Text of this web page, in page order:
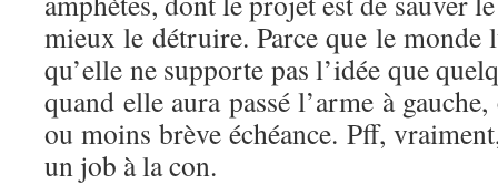
mieux le détruire. Parce que le monde
qu’elle ne supporte pas l’idée que
quand elle aura passé l’arme à
ou moins brève échéance. Pff,
un job à la con.